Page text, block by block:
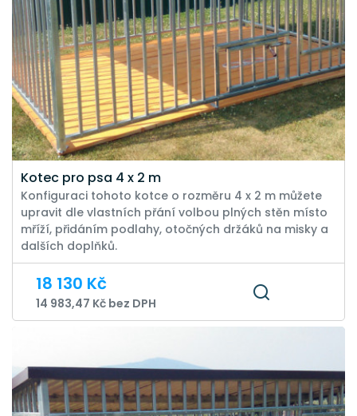
Kotec pro psa 4 x 2 m
Konfiguraci tohoto kotce o rozměru 4 x 2 m můžete
upravit dle vlastních přání volbou plných stěn místo
mříží, přidáním podlahy, otočných držáků na misky a
dalších doplňků.
18 130 Kč
14 983,47 Kč bez DPH